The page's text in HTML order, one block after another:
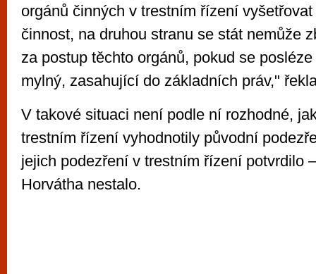
orgánů činných v trestním řízení
činnost, na druhou stranu se stát nemůže
za postup těchto orgánů, pokud se
mylný, zasahující do základních práv,"
V takové situaci není podle ní rozhodné,
trestním řízení vyhodnotily původní
jejich podezření v trestním řízení potvrdilo
Horvátha nestalo.